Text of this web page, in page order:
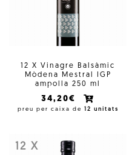
12 X Vinagre Balsàmic
Mòdena Mestral IGP
ampolla 250 ml
34,20€
preu per caixa de 12 unitats
12 X